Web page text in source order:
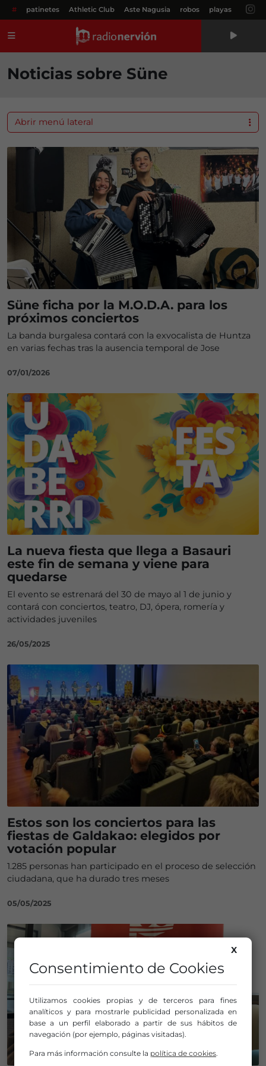
# patinetes Athletic Club Aste Nagusia robos playas
Noticias sobre Süne
Süne ficha por la M.O.D.A. para los
próximos conciertos
La banda burgalesa contará con la exvocalista de Huntza
en varias fechas tras la ausencia temporal de Jose
07/01/2026
La nueva fiesta que llega a Basauri
este fin de semana y viene para
quedarse
El evento se estrenará del 30 de mayo al 1 de junio y
contará con conciertos, teatro, DJ, ópera, romería y
actividades juveniles
26/05/2025
Estos son los conciertos para las
fiestas de Galdakao: elegidos por
votación popular
1.285 personas han participado en el proceso de selección
ciudadana, que ha durado tres meses
05/05/2025
Abrir menú lateral
X
Consentimiento de Cookies
Utilizamos cookies propias y de terceros para fines
analíticos y para mostrarle publicidad personalizada en
base a un perfil elaborado a partir de sus hábitos de
navegación (por ejemplo, páginas visitadas).
Para más información consulte la política de cookies.